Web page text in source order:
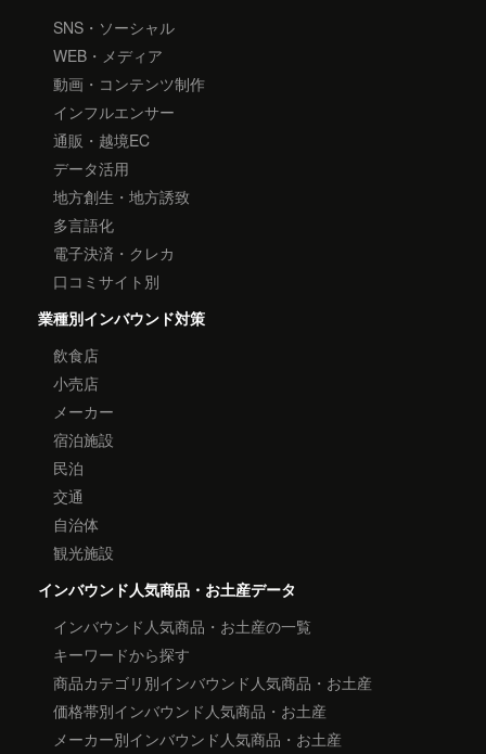
SNS・ソーシャル
WEB・メディア
動画・コンテンツ制作
インフルエンサー
通販・越境EC
データ活用
地方創生・地方誘致
多言語化
電子決済・クレカ
口コミサイト別
業種別インバウンド対策
飲食店
小売店
メーカー
宿泊施設
民泊
交通
自治体
観光施設
インバウンド人気商品・お土産データ
インバウンド人気商品・お土産の一覧
キーワードから探す
商品カテゴリ別インバウンド人気商品・お土産
価格帯別インバウンド人気商品・お土産
メーカー別インバウンド人気商品・お土産